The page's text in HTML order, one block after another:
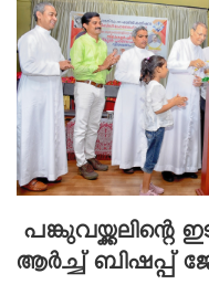
ആർച്ച് ബിഷപ്പ്